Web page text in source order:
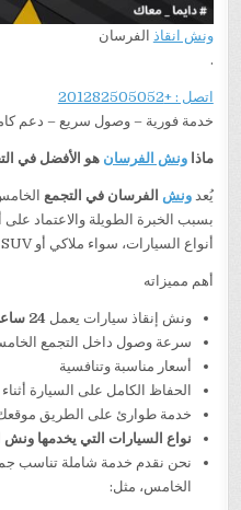
ونش انقاذ الفرسان
.
اتصل : +201282505052
خدمة فورية – وصول سريع – دعم
ماذاونش الفرسان هو الأفضل في
يُعدونش الفرسان في التجمع
بسبب الخبرة الطويلة والاعتماد
أنواع السيارات، سواء ملاكي أو SUV أو سيارات فاخرة.
أهم مميزاته
ونش إنقاذ سيارات يعمل 24
سرعة وصول داخل التجمع
أسعار مناسبة وتنافسية
الحفاظ الكامل على السيارة
خدمة طوارئ على الطريق
نواع السيارات التي يخدمها
نحن نقدم خدمة شاملة تناسب
الخامس، مثل: